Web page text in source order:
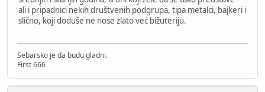
ali i pripadnici nekih društvenih podgrupa, tipa metalci, bajkeri i
slično, koji doduše ne nose zlato već bižuteriju.
Sebarsko je da budu gladni.
First 666